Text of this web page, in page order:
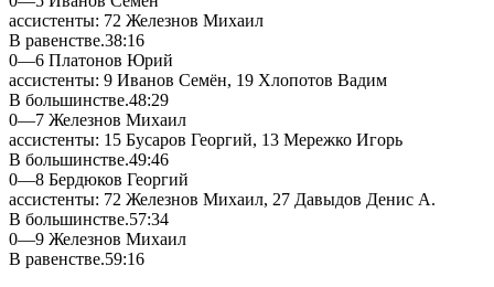
ассистенты: 72 Железнов Михаил
В равенстве.38:16
0—6 Платонов Юрий
ассистенты: 9 Иванов Семён, 19 Хлопотов Вадим
В большинстве.48:29
0—7 Железнов Михаил
ассистенты: 15 Бусаров Георгий, 13 Мережко Игорь
В большинстве.49:46
0—8 Бердюков Георгий
ассистенты: 72 Железнов Михаил, 27 Давыдов Денис А.
В большинстве.57:34
0—9 Железнов Михаил
В равенстве.59:16